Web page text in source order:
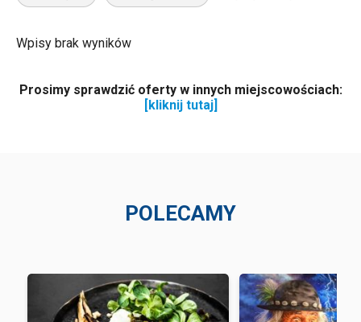
Wpisy brak wyników
Prosimy sprawdzić oferty w innych miejscowościach:
[kliknij tutaj]
POLECAMY